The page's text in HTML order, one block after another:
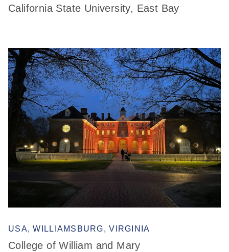
California State University, East Bay
USA, WILLIAMSBURG, VIRGINIA
College of William and Mary